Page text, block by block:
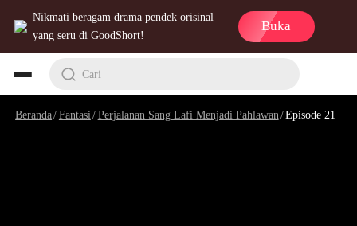
Nikmati beragam drama pendek orisinal
yang seru di GoodShort!
Buka
Cari
Beranda/Fantasi /Perjalanan Sang Lafi Menjadi Pahlawan/Episode 21